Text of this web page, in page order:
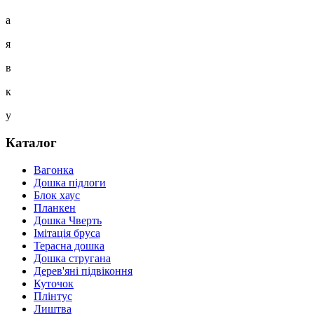
а
я
в
к
у
Каталог
Вагонка
Дошка підлоги
Блок хаус
Планкен
Дошка Чверть
Iмітація бруса
Терасна дошка
Дошка стругана
Дерев'яні підвіконня
Куточок
Плінтус
Лиштва